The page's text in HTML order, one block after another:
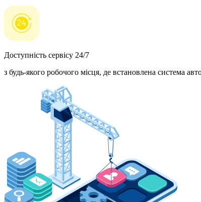
Доступність сервісу 24/7
з будь-якого робочого місця, де встановлена система